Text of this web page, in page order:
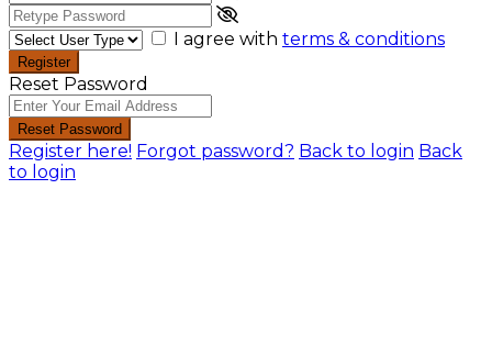
I agree with terms & conditions
Register
Reset Password
Reset Password
Register here! Forgot password? Back to login Back
to login